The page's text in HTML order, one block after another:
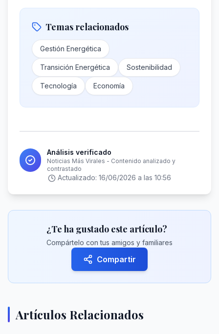
Temas relacionados
Gestión Energética
Transición Energética Sostenibilidad
Tecnología Economía
Análisis verificado
Noticias Más Virales - Contenido analizado y
contrastado
Actualizado: 16/06/2026 a las 10:56
¿Te ha gustado este artículo?
Compártelo con tus amigos y familiares
Compartir
Artículos Relacionados